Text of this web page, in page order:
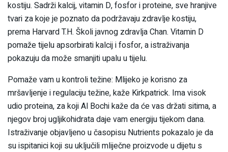
kostiju. Sadrži kalcij, vitamin D, fosfor i proteine, sve hranjive
tvari za koje je poznato da podržavaju zdravlje kostiju,
prema Harvard T.H. Školi javnog zdravlja Chan. Vitamin D
pomaže tijelu apsorbirati kalcij i fosfor, a istraživanja
pokazuju da može smanjiti upalu u tijelu.
Pomaže vam u kontroli težine: Mlijeko je korisno za
mršavljenje i regulaciju težine, kaže Kirkpatrick. Ima visok
udio proteina, za koji Al Bochi kaže da će vas držati sitima, a
njegov broj ugljikohidrata daje vam energiju tijekom dana.
Istraživanje objavljeno u časopisu Nutrients pokazalo je da
su ispitanici koji su uključili mliječne proizvode u dijetu s